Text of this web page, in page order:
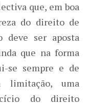
que, em boa
do direito de
deve ser aposta
que na forma
se sempre e de
limitação, uma
do direito